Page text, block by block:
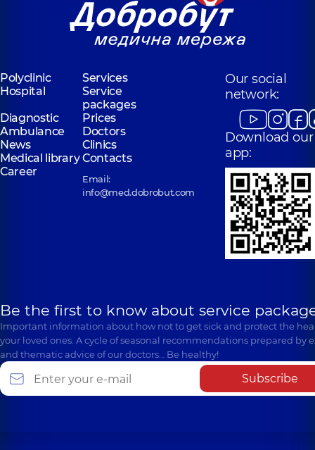
Polyclinic
Services
Hospital
Service
packages
Diagnostic
Prices
Ambulance
Doctors
News
Clinics
Medical libraryContacts
Career
Email:
info@med.dobrobut.com
Our social
network:
Download our
app:
Be the first to know about service
Important information about how not to get sick and protect the
your loved ones. A cycle of seasonal recommendations prepared by
and thematic advice of our doctors… Be healthy!
Subscribe